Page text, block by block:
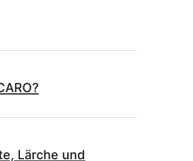
Lärche und